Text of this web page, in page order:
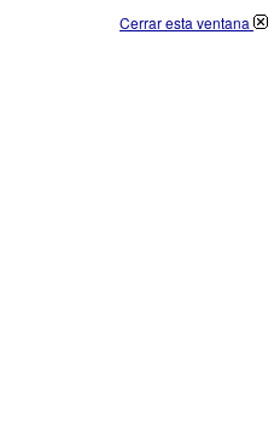
Cerrar esta ventana